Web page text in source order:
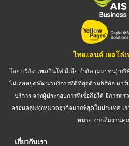
ไทยแลนด์ เยลโล่เ
โดย บริษัท เทเลอินโฟ มีเดีย จำกัด (มหาชน) บริ
ไม่เคยหยุดพัฒนาบริการที่ดีที่สุดด้านดิจิทัล มาร์
บริการ จากผู้ประกอบการที่เชื่อถือได้ มีการต
ครอบคลุมทุกหมวดธุรกิจมากที่สุดในประเทศ เ
หมาย จากทีมงานคุ
เกี่ยวกับเรา